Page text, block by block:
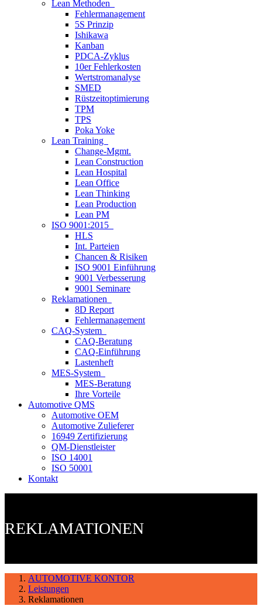
Lean Methoden
Fehlermanagement
5S Prinzip
Ishikawa
Kanban
PDCA-Zyklus
10er Fehlerkosten
Wertstromanalyse
SMED
Rüstzeitoptimierung
TPM
TPS
Poka Yoke
Lean Training
Change-Mgmt.
Lean Construction
Lean Hospital
Lean Office
Lean Thinking
Lean Production
Lean PM
ISO 9001:2015
HLS
Int. Parteien
Chancen & Risiken
ISO 9001 Einführung
9001 Verbesserung
9001 Seminare
Reklamationen
8D Report
Fehlermanagement
CAQ-System
CAQ-Beratung
CAQ-Einführung
Lastenheft
MES-System
MES-Beratung
Ihre Vorteile
Automotive QMS
Automotive OEM
Automotive Zulieferer
16949 Zertifizierung
QM-Dienstleister
ISO 14001
ISO 50001
Kontakt
REKLAMATIONEN
AUTOMOTIVE KONTOR
Leistungen
Reklamationen